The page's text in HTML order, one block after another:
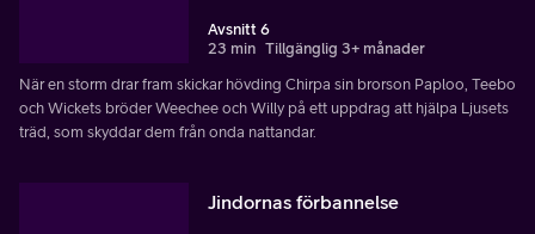
Avsnitt 6
23 min Tillgänglig 3+ månader
När en storm drar fram skickar hövding Chirpa sin brorson Paploo, Teebo
och Wickets bröder Weechee och Willy på ett uppdrag att hjälpa Ljusets
träd, som skyddar dem från onda nattandar.
Jindornas förbannelse